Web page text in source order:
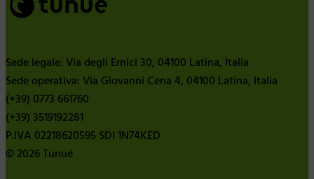
Sede legale: Via degli Ernici 30, 04100 Latina, Italia
Sede operativa: Via Giovanni Cena 4, 04100 Latina, Italia
(+39) 0773 661760
(+39) 3519192281
P.IVA 02218620595 SDI 1N74KED
© 2026 Tunué